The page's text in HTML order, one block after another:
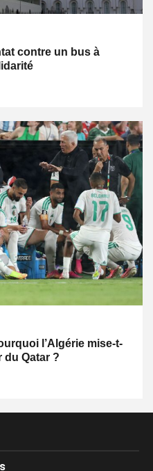
contre un bus à
l’Algérie mise-t-
du Qatar ?